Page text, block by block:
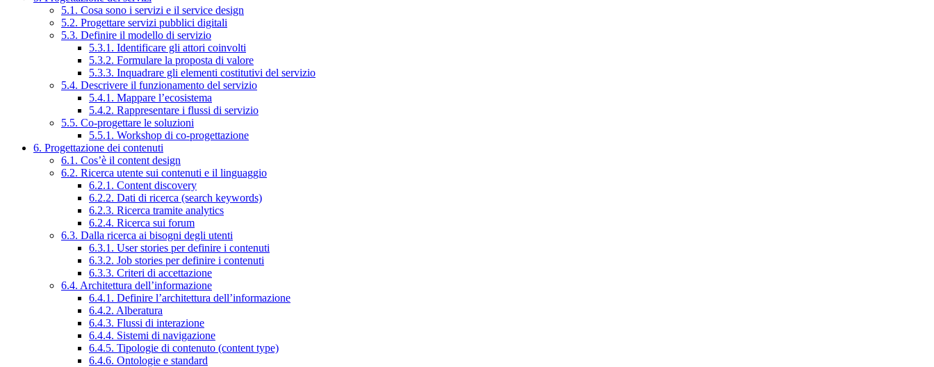
5.1. Cosa sono i servizi e il service design
5.2. Progettare servizi pubblici digitali
5.3. Definire il modello di servizio
5.3.1. Identificare gli attori coinvolti
5.3.2. Formulare la proposta di valore
5.3.3. Inquadrare gli elementi costitutivi del servizio
5.4. Descrivere il funzionamento del servizio
5.4.1. Mappare l’ecosistema
5.4.2. Rappresentare i flussi di servizio
5.5. Co-progettare le soluzioni
5.5.1. Workshop di co-progettazione
6. Progettazione dei contenuti
6.1. Cos’è il content design
6.2. Ricerca utente sui contenuti e il linguaggio
6.2.1. Content discovery
6.2.2. Dati di ricerca (search keywords)
6.2.3. Ricerca tramite analytics
6.2.4. Ricerca sui forum
6.3. Dalla ricerca ai bisogni degli utenti
6.3.1. User stories per definire i contenuti
6.3.2. Job stories per definire i contenuti
6.3.3. Criteri di accettazione
6.4. Architettura dell’informazione
6.4.1. Definire l’architettura dell’informazione
6.4.2. Alberatura
6.4.3. Flussi di interazione
6.4.4. Sistemi di navigazione
6.4.5. Tipologie di contenuto (content type)
6.4.6. Ontologie e standard